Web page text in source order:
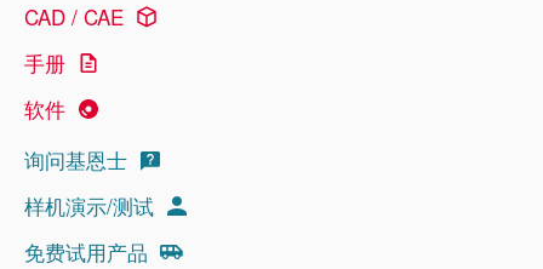
CAD / CAE
手册
软件
询问基恩士
样机演示/测试
免费试用产品